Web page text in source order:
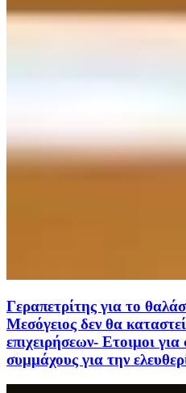
Γεραπετρίτης για το
Μεσόγειος δεν θα
επιχειρήσεων- Ετοιμοι
συμμάχους για την